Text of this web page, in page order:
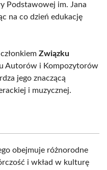
Podstawowej im. Jana
na co dzień edukację
Związku
Autorów i Kompozytorów
jego znaczącą
i muzycznej.
obejmuje różnorodne
i wkład w kulturę